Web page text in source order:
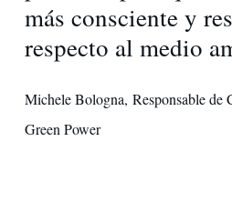
más consciente y
respecto al medio
Michele Bologna, Responsable de
Green Power